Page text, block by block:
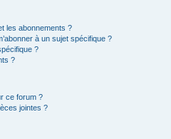
les abonnements ?
à un sujet spécifique ?
?
?
ce forum ?
jointes ?